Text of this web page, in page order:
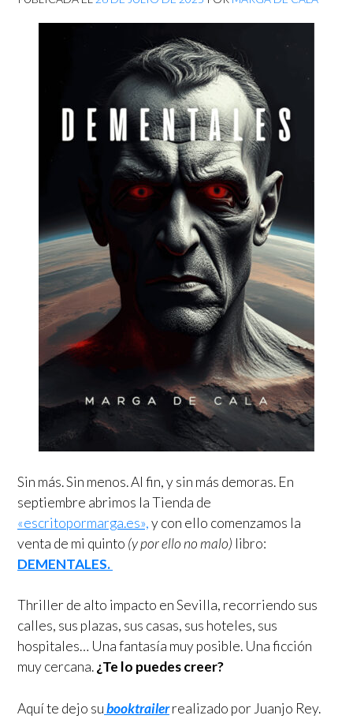
Sin más. Sin menos. Al fin, y sin más demoras. En
septiembre abrimos la Tienda de
«escritopormarga.es»,y con ello comenzamos la
venta de mi quinto (y por ello no malo) libro:
DEMENTALES.
Thriller de alto impacto en Sevilla, recorriendo sus
calles, sus plazas, sus casas, sus hoteles, sus
hospitales… Una fantasía muy posible. Una ficción
muy cercana.¿Te lo puedes creer?
Aquí te dejo subooktrailerrealizado por Juanjo Rey.